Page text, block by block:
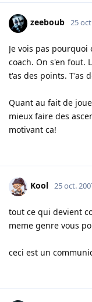
zeeboub 25
Je vois pas
coach. On s'en fout.
t'as des points. T'as
Quant au fait de
mieux faire des
motivant ca!
Kool 25 oct.
tout ce qui devient
meme genre vous
ceci est un